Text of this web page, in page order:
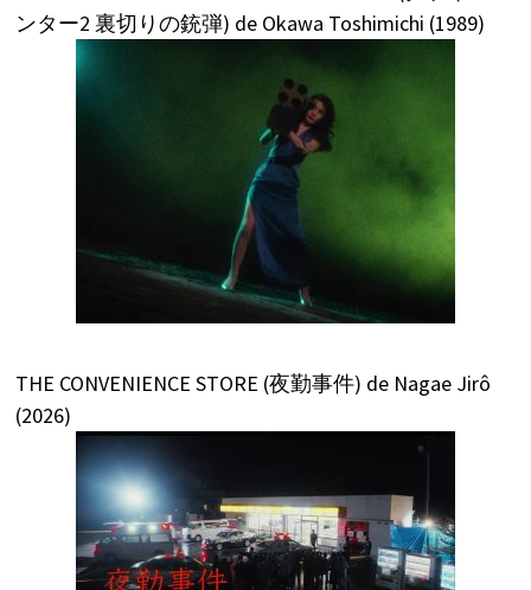
ンター2 裏切りの銃弾) de Okawa Toshimichi (1989)
THE CONVENIENCE STORE (夜勤事件) de Nagae Jirô
(2026)